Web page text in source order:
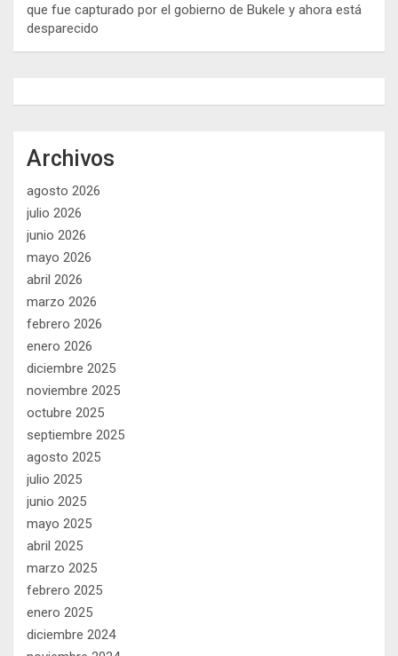
que fue capturado por el gobierno de Bukele y ahora está
desparecido
Archivos
agosto 2026
julio 2026
junio 2026
mayo 2026
abril 2026
marzo 2026
febrero 2026
enero 2026
diciembre 2025
noviembre 2025
octubre 2025
septiembre 2025
agosto 2025
julio 2025
junio 2025
mayo 2025
abril 2025
marzo 2025
febrero 2025
enero 2025
diciembre 2024